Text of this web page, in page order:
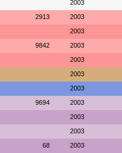
2003
2913 2003
2003
9842 2003
2003
2003
2003
9694 2003
2003
2003
68 2003